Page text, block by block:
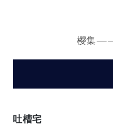
樱集
吐槽宅